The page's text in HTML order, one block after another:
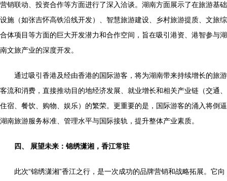
营销联动、投资合作等方面进行了深入洽谈。湖南方面展示了在旅游基础
设施（如张吉怀高铁沿线开发）、智慧旅游建设、乡村旅游提质、文旅综
合体项目等方面的巨大开发潜力和合作空间，旨在吸引港资、港智参与湖
南文旅产业的深度开发。
通过吸引香港及经由香港的国际游客，将为湖南带来持续增长的旅游
客流和消费，直接推动目的地经济发展、就业增长和相关产业链（交通、
住宿、餐饮、购物、娱乐）的繁荣。更重要的是，国际游客的涌入将倒逼
湖南旅游服务标准、管理水平与国际接轨，提升整体产业素质。
四、 展望未来：锦绣潇湘，香江常驻
此次“锦绣潇湘”香江之行，是一次成功的品牌营销和战略拓展。它向